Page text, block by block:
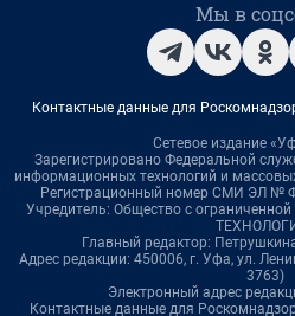
Мы в
Контактные данные для
Сетевое издание
Зарегистрировано Федеральной
информационных технологий и
Регистрационный номер СМИ ЭЛ №
Учредитель: Общество с
Главный редактор:
Адрес редакции: 450006, г. Уфа, ул.
3763)
Электронный адрес
Контактные данные для